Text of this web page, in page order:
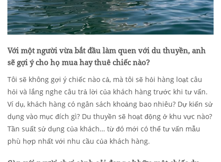
Với một người vừa bắt đầu làm quen với du thuyền, anh
sẽ gợi ý cho họ mua hay thuê chiếc nào?
Tôi sẽ không gợi ý chiếc nào cả, mà tôi sẽ hỏi hàng loạt câu
hỏi và lắng nghe câu trả lời của khách hàng trước khi tư vấn.
Ví dụ, khách hàng có ngân sách khoảng bao nhiêu? Dự kiến sử
dụng vào mục đích gì? Du thuyền sẽ hoạt động ở khu vực nào?
Tần suất sử dụng của khách… từ đó mới có thể tư vấn mẫu
phù hợp nhất với nhu cầu của khách hàng.